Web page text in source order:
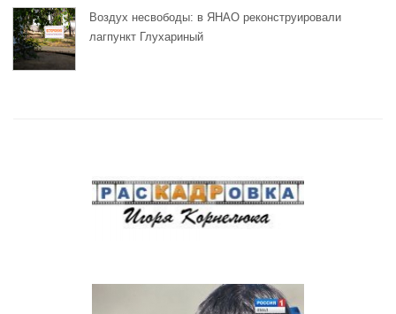
Воздух несвободы: в ЯНАО реконструировали
лагпункт Глухариный